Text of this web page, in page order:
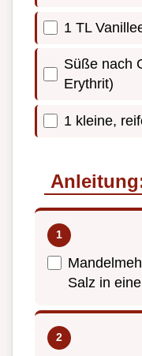
1 TL
Süße nach
Erythrit)
1 kleine,
Salz in